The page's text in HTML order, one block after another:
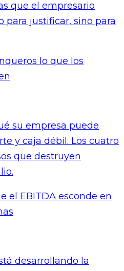
lo que los
el EBITDA esconde en